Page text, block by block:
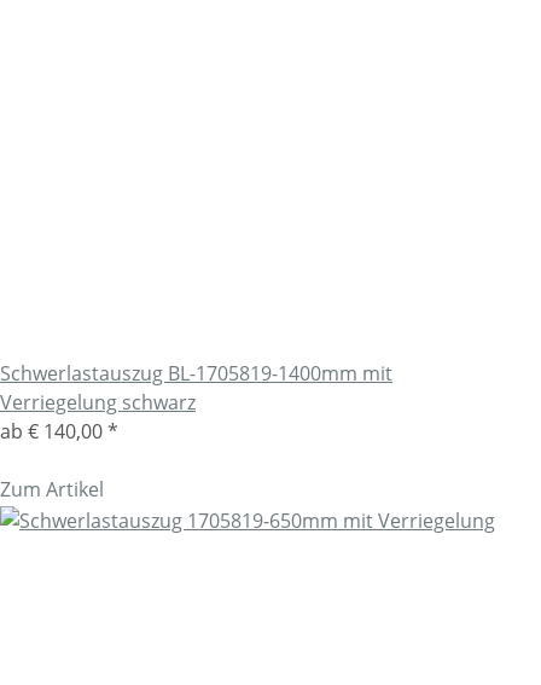
Schwerlastauszug BL-1705819-1400mm mit
Verriegelung schwarz
ab € 140,00*
Zum Artikel